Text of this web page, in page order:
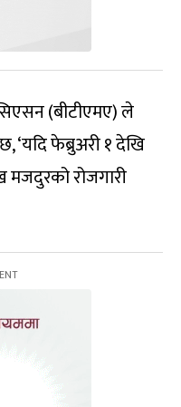
(बीटीएमए) ले
फेब्रुअरी १ देखि
रोजगारी